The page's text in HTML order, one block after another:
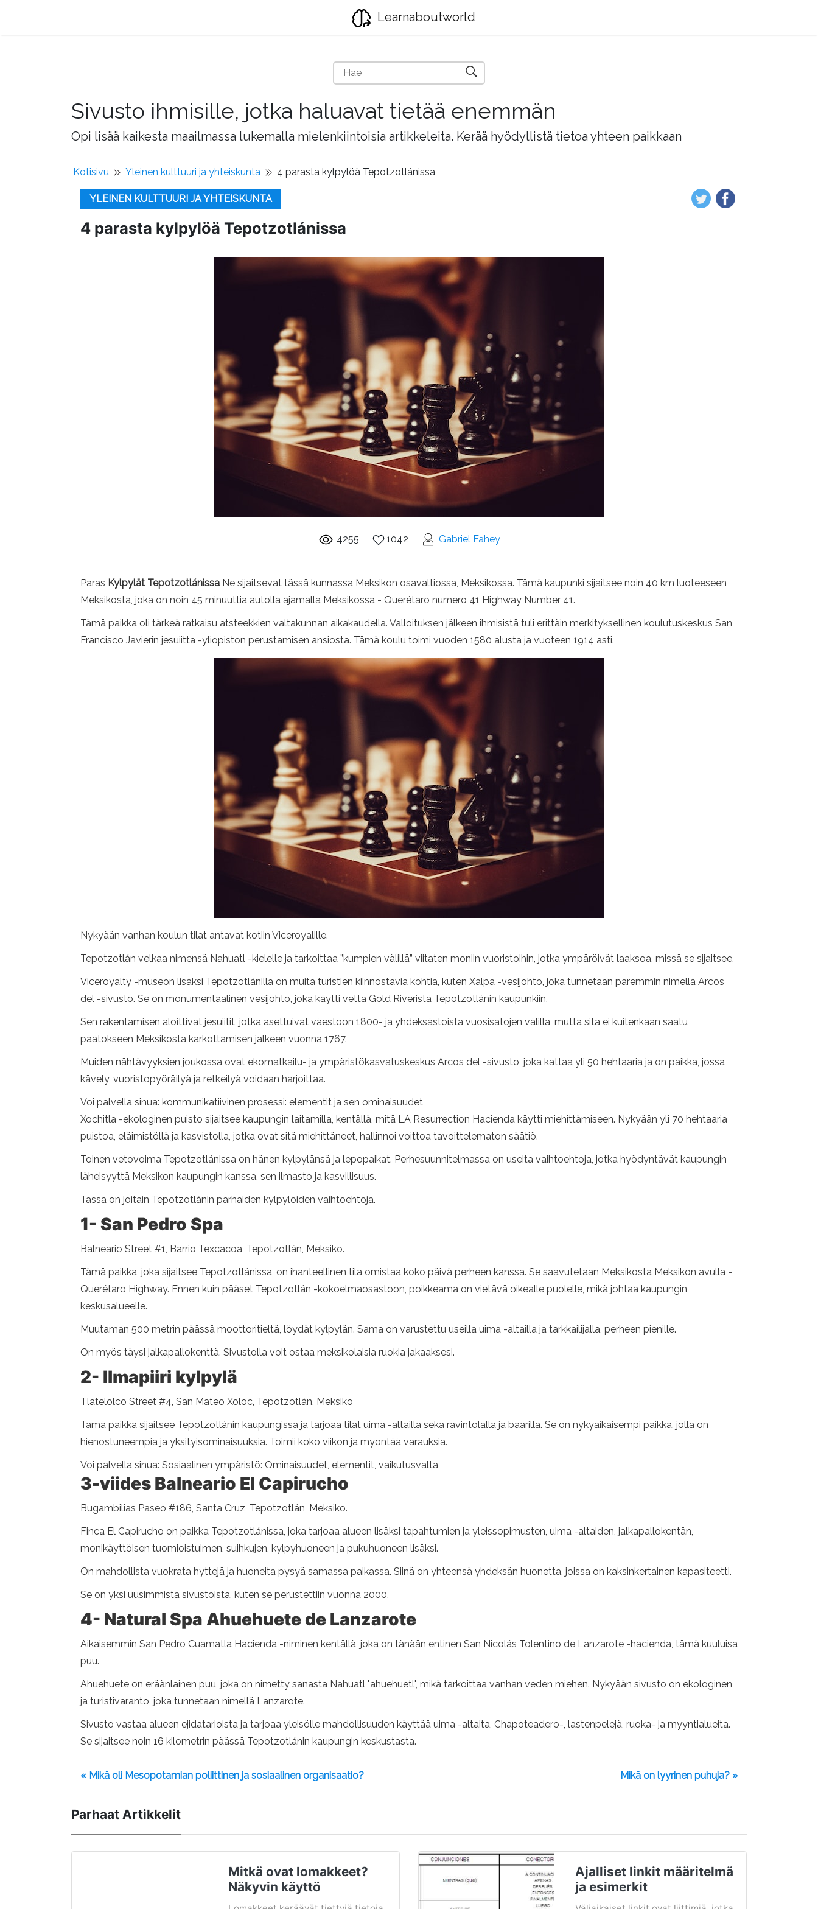
Learnaboutworld
Sivusto ihmisille, jotka haluavat tietää enemmän
Opi lisää kaikesta maailmassa lukemalla mielenkiintoisia artikkeleita. Kerää hyödyllistä tietoa yhteen paikkaan
Kotisivu Yleinen kulttuuri ja yhteiskunta 4 parasta kylpylöä Tepotzotlánissa
YLEINEN KULTTUURI JA YHTEISKUNTA
4 parasta kylpylöä Tepotzotlánissa
4255 1042 Gabriel Fahey
Paras Kylpylät Tepotzotlánissa Ne sijaitsevat tässä kunnassa Meksikon osavaltiossa, Meksikossa. Tämä kaupunki sijaitsee noin 40 km luoteeseen
Meksikosta, joka on noin 45 minuuttia autolla ajamalla Meksikossa - Querétaro numero 41 Highway Number 41.
Tämä paikka oli tärkeä ratkaisu atsteekkien valtakunnan aikakaudella. Valloituksen jälkeen ihmisistä tuli erittäin merkityksellinen koulutuskeskus San
Francisco Javierin jesuiitta -yliopiston perustamisen ansiosta. Tämä koulu toimi vuoden 1580 alusta ja vuoteen 1914 asti.
Nykyään vanhan koulun tilat antavat kotiin Viceroyalille.
Tepotzotlán velkaa nimensä Nahuatl -kielelle ja tarkoittaa ”kumpien välillä” viitaten moniin vuoristoihin, jotka ympäröivät laaksoa, missä se sijaitsee.
Viceroyalty -museon lisäksi Tepotzotlánilla on muita turistien kiinnostavia kohtia, kuten Xalpa -vesijohto, joka tunnetaan paremmin nimellä Arcos
del -sivusto. Se on monumentaalinen vesijohto, joka käytti vettä Gold Riveristä Tepotzotlánin kaupunkiin.
Sen rakentamisen aloittivat jesuiitit, jotka asettuivat väestöön 1800- ja yhdeksästoista vuosisatojen välillä, mutta sitä ei kuitenkaan saatu
päätökseen Meksikosta karkottamisen jälkeen vuonna 1767.
Muiden nähtävyyksien joukossa ovat ekomatkailu- ja ympäristökasvatuskeskus Arcos del -sivusto, joka kattaa yli 50 hehtaaria ja on paikka, jossa
kävely, vuoristopyöräilyä ja retkeilyä voidaan harjoittaa.
Voi palvella sinua: kommunikatiivinen prosessi: elementit ja sen ominaisuudet
Xochitla -ekologinen puisto sijaitsee kaupungin laitamilla, kentällä, mitä LA Resurrection Hacienda käytti miehittämiseen. Nykyään yli 70 hehtaaria
puistoa, eläimistöllä ja kasvistolla, jotka ovat sitä miehittäneet, hallinnoi voittoa tavoittelematon säätiö.
Toinen vetovoima Tepotzotlánissa on hänen kylpylänsä ja lepopaikat. Perhesuunnitelmassa on useita vaihtoehtoja, jotka hyödyntävät kaupungin
läheisyyttä Meksikon kaupungin kanssa, sen ilmasto ja kasvillisuus.
Tässä on joitain Tepotzotlánin parhaiden kylpylöiden vaihtoehtoja.
1- San Pedro Spa
Balneario Street #1, Barrio Texcacoa, Tepotzotlán, Meksiko.
Tämä paikka, joka sijaitsee Tepotzotlánissa, on ihanteellinen tila omistaa koko päivä perheen kanssa. Se saavutetaan Meksikosta Meksikon avulla -
Querétaro Highway. Ennen kuin pääset Tepotzotlán -kokoelmaosastoon, poikkeama on vietävä oikealle puolelle, mikä johtaa kaupungin
keskusalueelle.
Muutaman 500 metrin päässä moottoritieltä, löydät kylpylän. Sama on varustettu useilla uima -altailla ja tarkkailijalla, perheen pienille.
On myös täysi jalkapallokenttä. Sivustolla voit ostaa meksikolaisia ​​ruokia jakaaksesi.
2- Ilmapiiri kylpylä
Tlatelolco Street #4, San Mateo Xoloc, Tepotzotlán, Meksiko
Tämä paikka sijaitsee Tepotzotlánin kaupungissa ja tarjoaa tilat uima -altailla sekä ravintolalla ja baarilla. Se on nykyaikaisempi paikka, jolla on
hienostuneempia ja yksityisominaisuuksia. Toimii koko viikon ja myöntää varauksia.
Voi palvella sinua: Sosiaalinen ympäristö: Ominaisuudet, elementit, vaikutusvalta
3-viides Balneario El Capirucho
Bugambilias Paseo #186, Santa Cruz, Tepotzotlán, Meksiko.
Finca El Capirucho on paikka Tepotzotlánissa, joka tarjoaa alueen lisäksi tapahtumien ja yleissopimusten, uima -altaiden, jalkapallokentän,
monikäyttöisen tuomioistuimen, suihkujen, kylpyhuoneen ja pukuhuoneen lisäksi.
On mahdollista vuokrata hyttejä ja huoneita pysyä samassa paikassa. Siinä on yhteensä yhdeksän huonetta, joissa on kaksinkertainen kapasiteetti.
Se on yksi uusimmista sivustoista, kuten se perustettiin vuonna 2000.
4- Natural Spa Ahuehuete de Lanzarote
Aikaisemmin San Pedro Cuamatla Hacienda -niminen kentällä, joka on tänään entinen San Nicolás Tolentino de Lanzarote -hacienda, tämä kuuluisa
puu.
Ahuehuete on eräänlainen puu, joka on nimetty sanasta Nahuatl "ahuehuetl", mikä tarkoittaa vanhan veden miehen. Nykyään sivusto on ekologinen
ja turistivaranto, joka tunnetaan nimellä Lanzarote.
Sivusto vastaa alueen ejidatarioista ja tarjoaa yleisölle mahdollisuuden käyttää uima -altaita, Chapoteadero-, lastenpelejä, ruoka- ja myyntialueita.
Se sijaitsee noin 16 kilometrin päässä Tepotzotlánin kaupungin keskustasta.
« Mikä oli Mesopotamian poliittinen ja sosiaalinen organisaatio? Mikä on lyyrinen puhuja? »
Parhaat Artikkelit
Mitkä ovat lomakkeet?
Näkyvin käyttö
Ajalliset linkit määritelmä
ja esimerkit